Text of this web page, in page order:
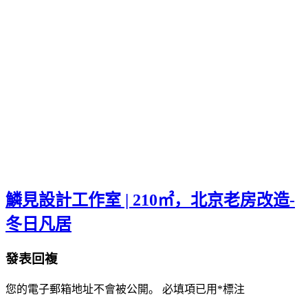
鱗見設計工作室 | 210㎡，北京老房改造-
冬日凡居
發表回複
您的電子郵箱地址不會被公開。 必填項已用 *標注